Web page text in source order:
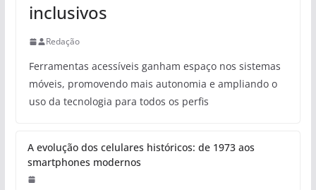
inclusivos
Redação
Ferramentas acessíveis ganham espaço nos sistemas
móveis, promovendo mais autonomia e ampliando o
uso da tecnologia para todos os perfis
A evolução dos celulares históricos: de 1973 aos
smartphones modernos